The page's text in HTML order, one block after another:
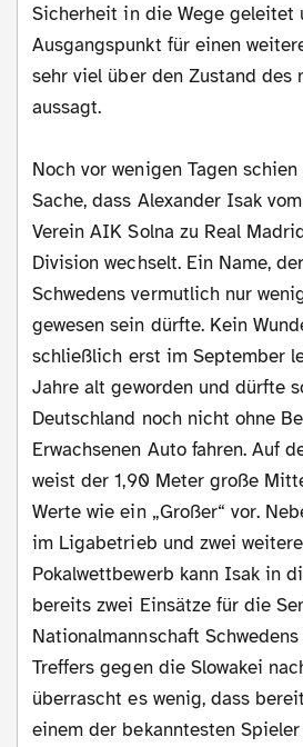
Sicherheit in die Wege geleitet
Ausgangspunkt für einen
sehr viel über den Zustand des
aussagt.
Noch vor wenigen Tagen
Sache, dass Alexander Isak
Verein AIK Solna zu Real
Division wechselt. Ein Name,
Schwedens vermutlich nur
gewesen sein dürfte. Kein
schließlich erst im September
Jahre alt geworden und dürfte
Deutschland noch nicht ohne
Erwachsenen Auto fahren. Auf
weist der 1,90 Meter große
Werte wie ein „Großer“ vor.
im Ligabetrieb und zwei
Pokalwettbewerb kann Isak in
bereits zwei Einsätze für die
Nationalmannschaft
Treffers gegen die Slowakei
überrascht es wenig, dass
einem der bekanntesten Spieler